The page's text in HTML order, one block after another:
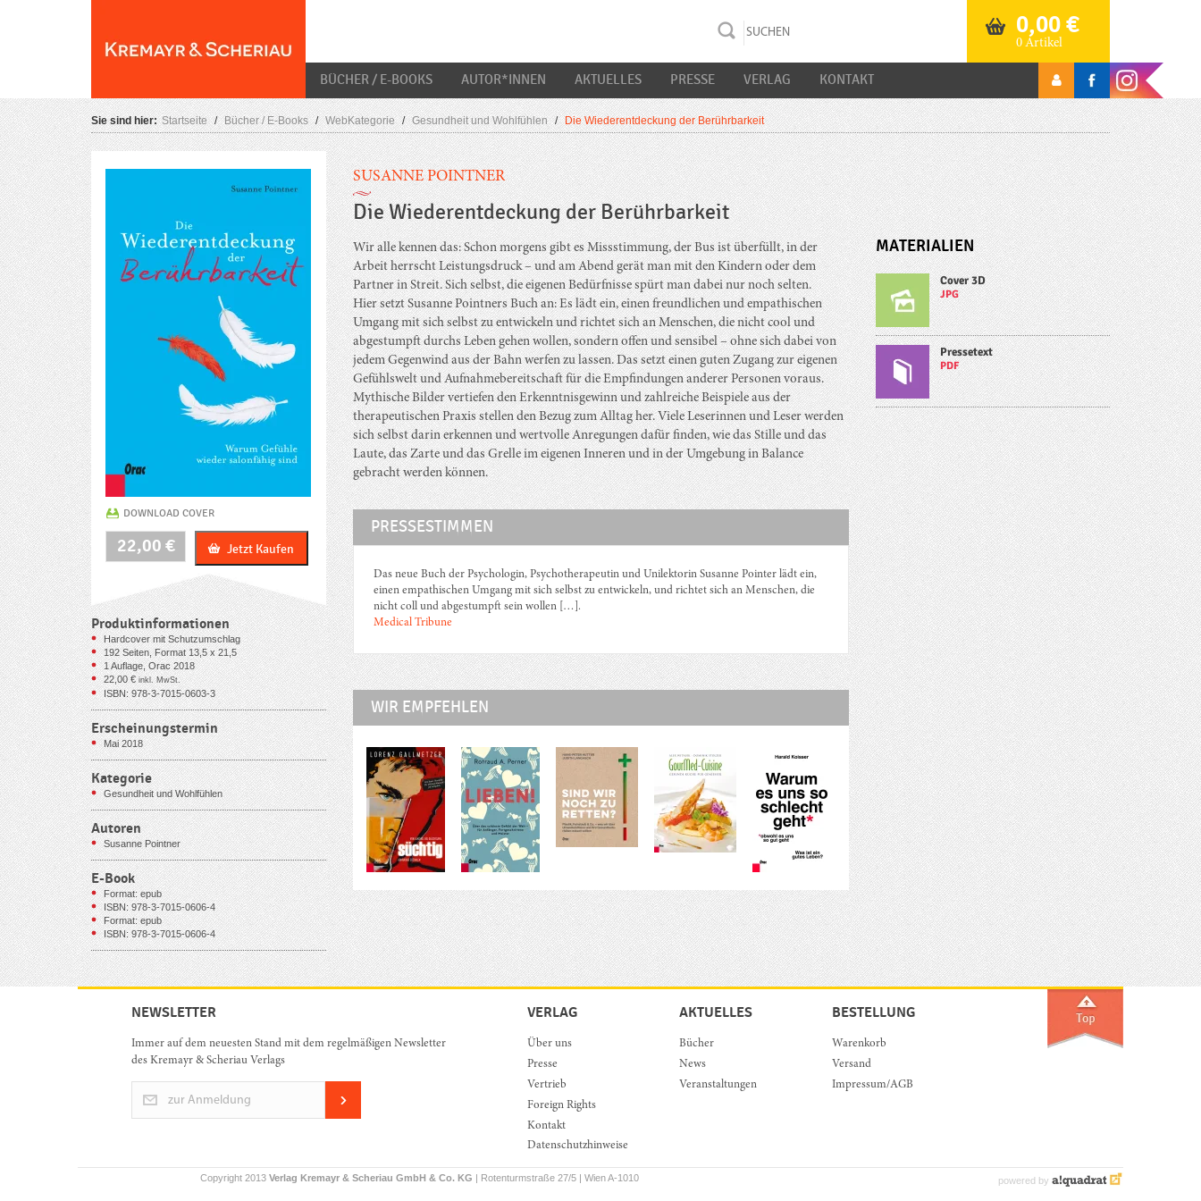
0,00€
0 Artikel
BÜCHER / E-BOOKS AUTOR*INNEN AKTUELLES PRESSE VERLAG KONTAKT
Sie sind hier: Startseite / Bücher / E-Books / WebKategorie / Gesundheit und Wohlfühlen / Die Wiederentdeckung der Berührbarkeit
SUSANNE POINTNER
Die Wiederentdeckung der Berührbarkeit
Wir alle kennen das: Schon morgens gibt es Missstimmung, der Bus ist überfüllt, in der
Arbeit herrscht Leistungsdruck – und am Abend gerät man mit den Kindern oder dem
Partner in Streit. Sich selbst, die eigenen Bedürfnisse spürt man dabei nur noch selten.
Hier setzt Susanne Pointners Buch an: Es lädt ein, einen freundlichen und empathischen
Umgang mit sich selbst zu entwickeln und richtet sich an Menschen, die nicht cool und
abgestumpft durchs Leben gehen wollen, sondern offen und sensibel – ohne sich dabei von
jedem Gegenwind aus der Bahn werfen zu lassen. Das setzt einen guten Zugang zur eigenen
Gefühlswelt und Aufnahmebereitschaft für die Empfindungen anderer Personen voraus.
Mythische Bilder vertiefen den Erkenntnisgewinn und zahlreiche Beispiele aus der
therapeutischen Praxis stellen den Bezug zum Alltag her. Viele Leserinnen und Leser werden
sich selbst darin erkennen und wertvolle Anregungen dafür finden, wie das Stille und das
Laute, das Zarte und das Grelle im eigenen Inneren und in der Umgebung in Balance
gebracht werden können.
PRESSESTIMMEN
Das neue Buch der Psychologin, Psychotherapeutin und Unilektorin Susanne Pointer lädt ein,
einen empathischen Umgang mit sich selbst zu entwickeln, und richtet sich an Menschen, die
nicht coll und abgestumpft sein wollen […].
Medical Tribune
WIR EMPFEHLEN
DOWNLOAD COVER
22,00 €
Wiederentdeckung
der
Berührbarkeit
Menge
Jetzt Kaufen
Produktinformationen
Hardcover mit Schutzumschlag
192Seiten, Format 13,5 x 21,5
1 Auflage, Orac 2018
22,00€ inkl. MwSt.
ISBN: 978-3-7015-0603-3
Erscheinungstermin
Mai 2018
Kategorie
Gesundheit und Wohlfühlen
Autoren
Susanne Pointner
E-Book
Format: epub
ISBN: 978-3-7015-0606-4
Format: epub
ISBN: 978-3-7015-0606-4
MATERIALIEN
Cover 3D
JPG
Pressetext
PDF
VERLAG
Über uns
Presse
Vertrieb
Foreign Rights
Kontakt
Datenschutzhinweise
AKTUELLES
Bücher
News
Veranstaltungen
BESTELLUNG
Warenkorb
Versand
Impressum/AGB
NEWSLETTER
Immer auf dem neuesten Stand mit dem regelmäßigen Newsletter
des Kremayr & Scheriau Verlags
zur Anmeldung
Copyright 2013 Verlag Kremayr & Scheriau GmbH & Co. KG | Rotenturmstraße 27/5 | Wien A-1010 powered by